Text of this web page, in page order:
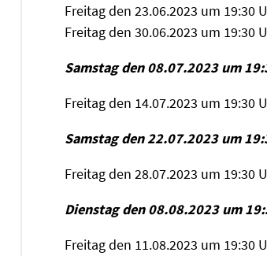
Freitag den 23.06.2023 um 19:30
Freitag den 30.06.2023 um 19:30
Samstag den 08.07.2023 um
Freitag den 14.07.2023 um 19:30
Samstag den 22.07.2023 um
Freitag den 28.07.2023 um 19:30
Dienstag den 08.08.2023 um
Freitag den 11.08.2023 um 19:30